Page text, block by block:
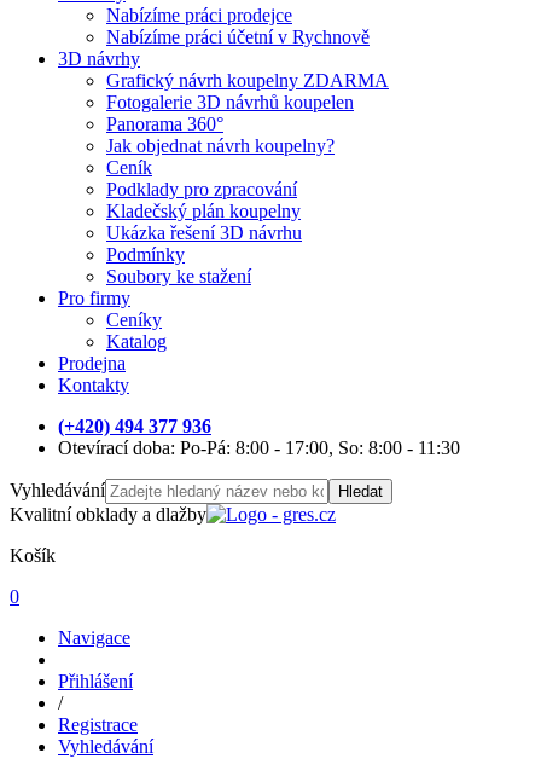
Nabízíme práci prodejce
Nabízíme práci účetní v Rychnově
3D návrhy
Grafický návrh koupelny ZDARMA
Fotogalerie 3D návrhů koupelen
Panorama 360°
Jak objednat návrh koupelny?
Ceník
Podklady pro zpracování
Kladečský plán koupelny
Ukázka řešení 3D návrhu
Podmínky
Soubory ke stažení
Pro firmy
Ceníky
Katalog
Prodejna
Kontakty
(+420) 494 377 936
Otevírací doba: Po-Pá: 8:00 - 17:00, So: 8:00 - 11:30
Vyhledávání Hledat
Kvalitní obklady a dlažby
Košík
0
Navigace
Přihlášení
/
Registrace
Vyhledávání